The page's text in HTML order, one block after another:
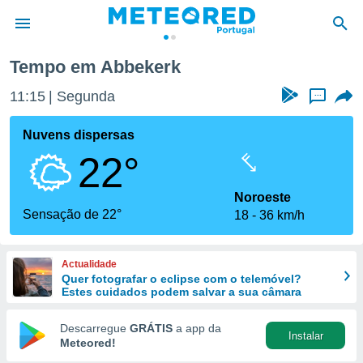
da
foi
fornecidas
a este
das
e
forma
digital
Tempo em Abbekerk
11:15 Segunda ...
Nuvens dispersas
22°
Sensação de 22°
Noroeste
18
36 km/h
Actualidade
Quer fotografar o eclipse com o telemóvel?
Estes cuidados podem salvar a sua câmara
Descarregue GRÁTIS a app da
Meteored!
Instalar